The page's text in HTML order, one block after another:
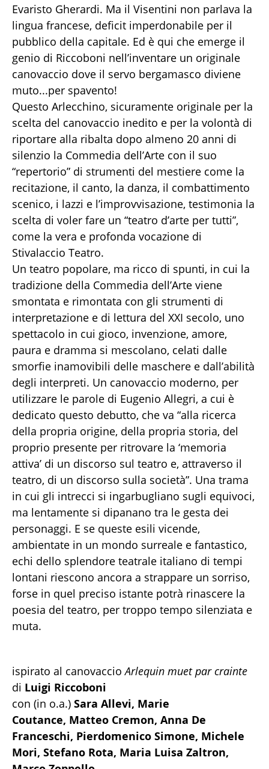
Evaristo Gherardi. Ma il Visentini non parlava la
lingua francese, deficit imperdonabile per il
pubblico della capitale. Ed è qui che emerge il
genio di Riccoboni nell’inventare un originale
canovaccio dove il servo bergamasco diviene
muto...per spavento!
Questo Arlecchino, sicuramente originale per la
scelta del canovaccio inedito e per la volontà di
riportare alla ribalta dopo almeno 20 anni di
silenzio la Commedia dell’Arte con il suo
“repertorio” di strumenti del mestiere come la
recitazione, il canto, la danza, il combattimento
scenico, i lazzi e l’improvvisazione, testimonia la
scelta di voler fare un “teatro d’arte per tutti”,
come la vera e profonda vocazione di
Stivalaccio Teatro.
Un teatro popolare, ma ricco di spunti, in cui la
tradizione della Commedia dell’Arte viene
smontata e rimontata con gli strumenti di
interpretazione e di lettura del XXI secolo, uno
spettacolo in cui gioco, invenzione, amore,
paura e dramma si mescolano, celati dalle
smorfie inamovibili delle maschere e dall’abilità
degli interpreti. Un canovaccio moderno, per
utilizzare le parole di Eugenio Allegri, a cui è
dedicato questo debutto, che va “alla ricerca
della propria origine, della propria storia, del
proprio presente per ritrovare la ‘memoria
attiva’ di un discorso sul teatro e, attraverso il
teatro, di un discorso sulla società”. Una trama
in cui gli intrecci si ingarbugliano sugli equivoci,
ma lentamente si dipanano tra le gesta dei
personaggi. E se queste esili vicende,
ambientate in un mondo surreale e fantastico,
echi dello splendore teatrale italiano di tempi
lontani riescono ancora a strappare un sorriso,
forse in quel preciso istante potrà rinascere la
poesia del teatro, per troppo tempo silenziata e
muta.
ispirato al canovaccioArlequin muet par crainte
di Luigi Riccoboni
con (in o.a.) Sara Allevi, Marie
Coutance, Matteo Cremon, Anna De
Franceschi, Pierdomenico Simone, Michele
Mori, Stefano Rota, Maria Luisa Zaltron,